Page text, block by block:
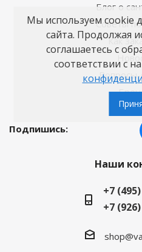
Блог о
Советы
Как
Подпишись:
Наши
+7
+7
Мы используем cookie
сайта. Продолжая
соглашаетесь с
соответствии с